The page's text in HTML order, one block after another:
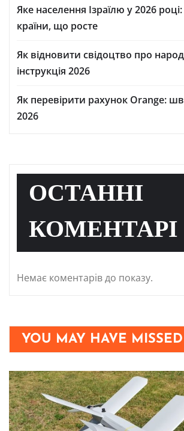
Яке населення Ізраїлю у 2026
країни, що росте
Як відновити свідоцтво про
інструкція 2026
Як перевірити рахунок Orange:
2026
ОСТАННІ
КОМЕНТАРІ
Немає коментарів до показу.
YOU MAY HAVE MISSED